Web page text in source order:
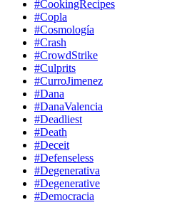
#CookingRecipes
#Copla
#Cosmología
#Crash
#CrowdStrike
#Culprits
#CurroJimenez
#Dana
#DanaValencia
#Deadliest
#Death
#Deceit
#Defenseless
#Degenerativa
#Degenerative
#Democracia